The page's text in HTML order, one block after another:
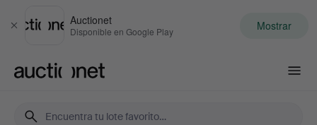
Cerrar
Auctionet
Disponible en Google Play Mostrar